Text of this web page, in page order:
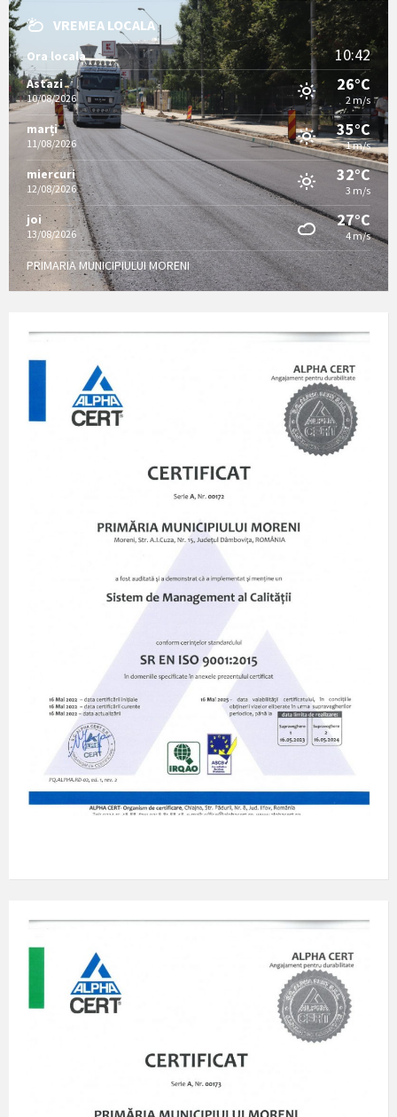
VREMEA LOCALA
Ora locala 10:42
Astazi
10/08/2026
26°C
2 m/s
marți
11/08/2026
35°C
1 m/s
miercuri
12/08/2026
32°C
3 m/s
joi
13/08/2026
27°C
4 m/s
PRIMARIA MUNICIPIULUI MORENI